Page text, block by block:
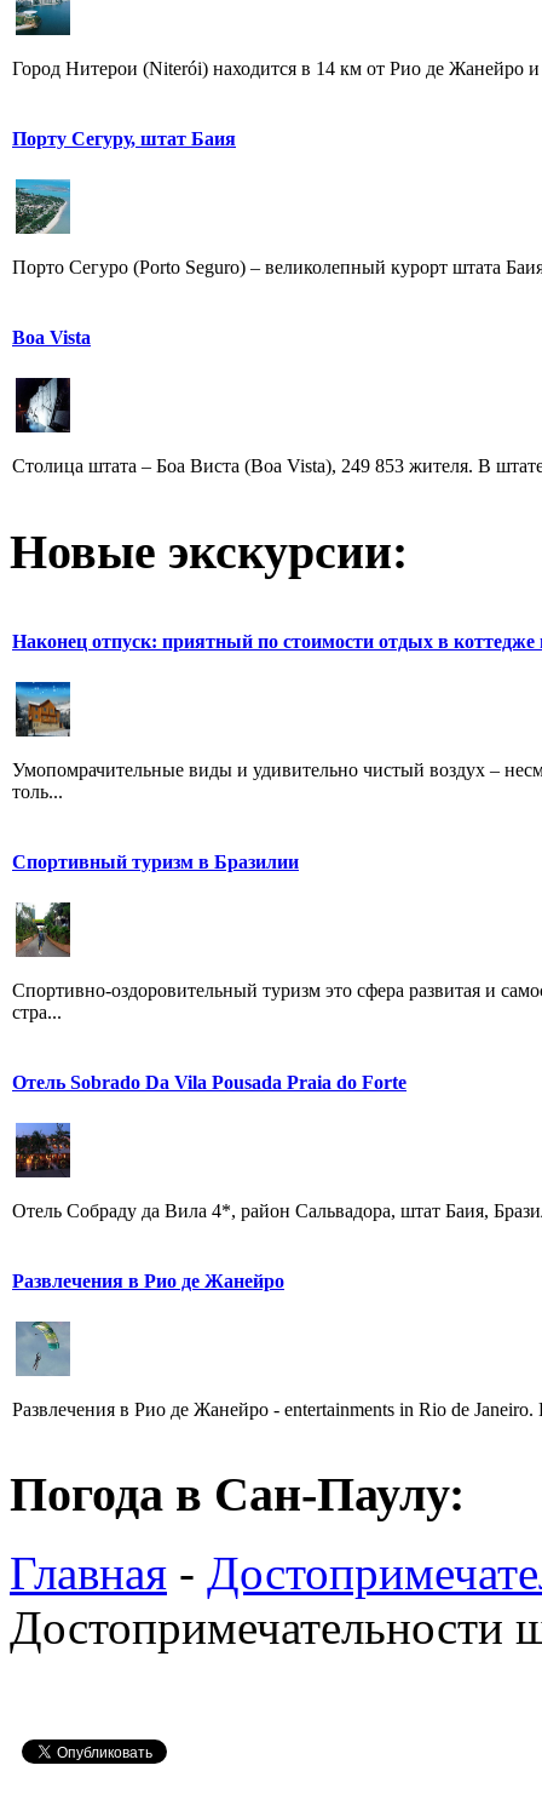
Город Нитерои (Niterói) находится в 14 км от Рио де Жанейро
Порту Сегуру, штат Баия
Порто Сегуро (Porto Seguro) – великолепный курорт штата
Boa Vista
Столица штата – Боа Виста (Boa Vista), 249 853 жителя. В
Новые экскурсии:
Наконец отпуск: приятный по стоимости отдых в коттедже
Умопомрачительные виды и удивительно чистый воздух –
толь...
Спортивный туризм в Бразилии
Спортивно-оздоровительный туризм это сфера развитая и
стра...
Отель Sobrado Da Vila Pousada Praia do Forte
Отель Собраду да Вила 4*, район Сальвадора, штат Баия,
Развлечения в Рио де Жанейро
Развлечения в Рио де Жанейро - еntertainments in Rio de
Погода в Сан-Паулу:
Главная -
Достопримечательности